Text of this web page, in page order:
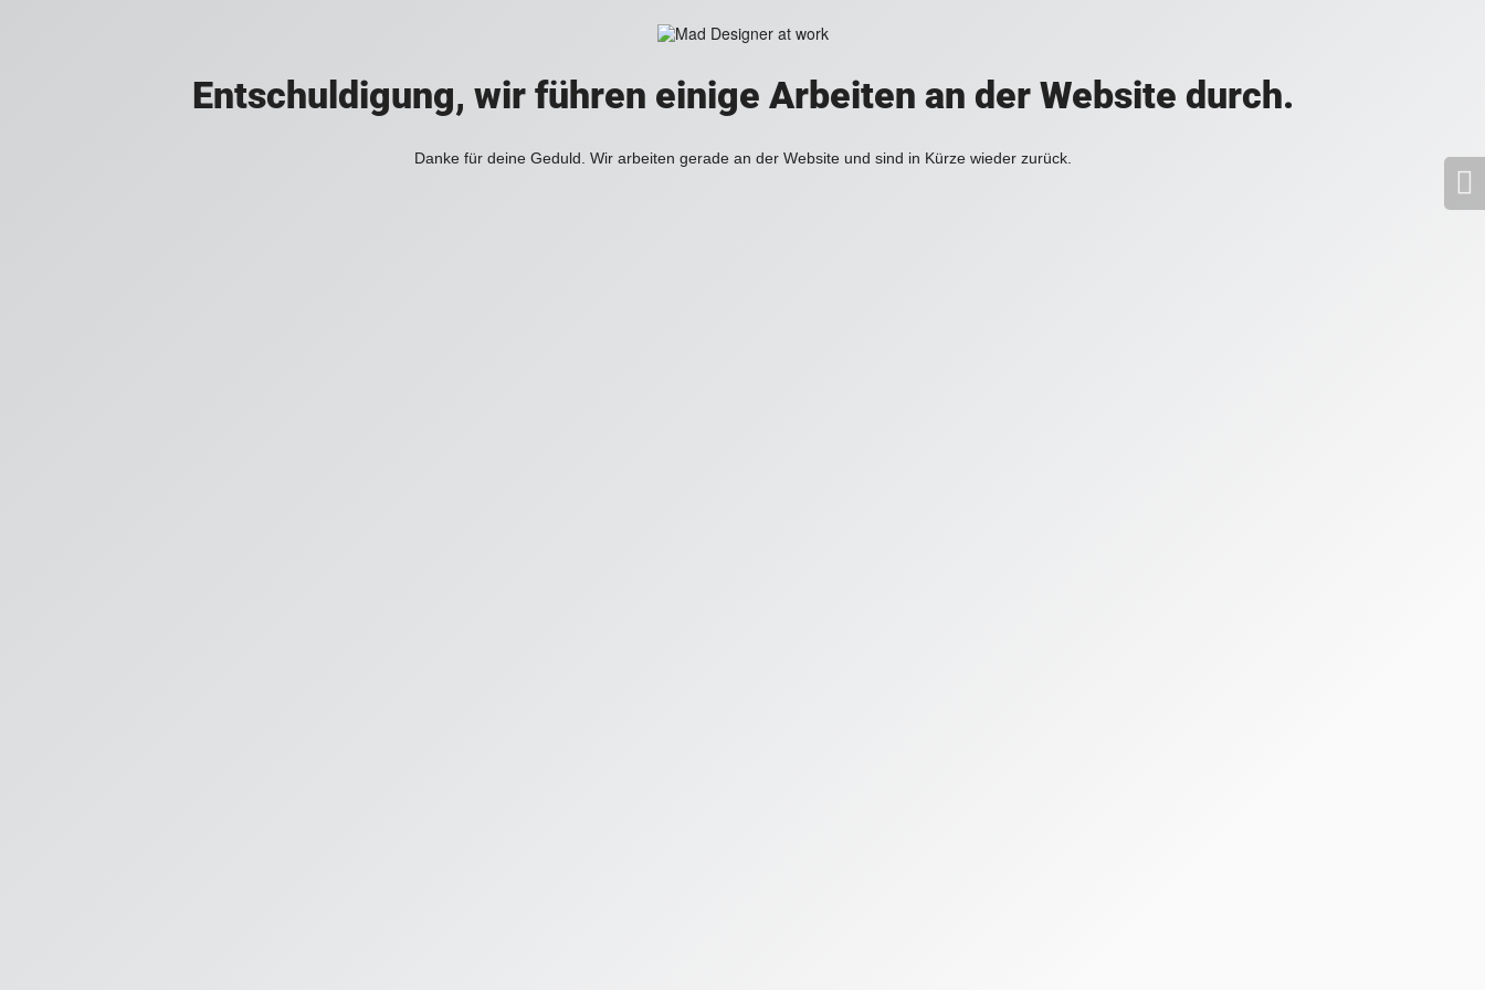
Entschuldigung, wir führen einige Arbeiten an der Website durch.
Danke für deine Geduld. Wir arbeiten gerade an der Website und sind in Kürze wieder zurück.